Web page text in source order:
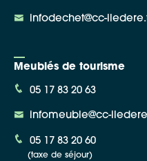
infodechet@cc-
Meublés de tourisme
05 17 83 20 63
infomeuble@cc-
05 17 83 20 60
(taxe de séjour)